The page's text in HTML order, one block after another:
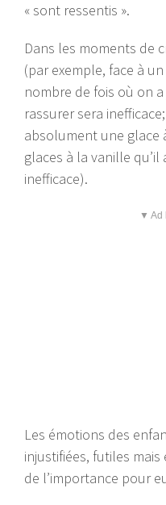
« sont ressentis ».
Dans les moments de
(par exemple, face à
nombre de fois où on
rassurer sera
absolument une glace
glaces à la vanille
inefficace).
▼ Ad
Les émotions des
injustifiées, futiles
de l’importance pour